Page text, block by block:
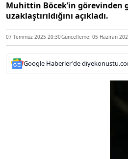
Muhittin Böcek’in görevinden
uzaklaştırıldığını açıkladı.
07 Temmuz 2025 20:30Güncelleme: 05 Haziran
Google Haberler'de